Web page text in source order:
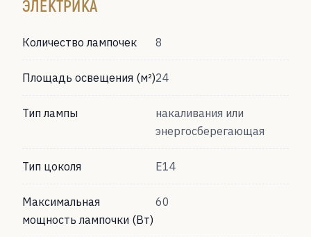
ЭЛЕКТРИКА
Количество лампочек 8
Площадь освещения (м²)24
Тип лампы
накаливания или
энергосберегающая
Тип цоколя Е14
Максимальная
мощность лампочки (Вт)
60